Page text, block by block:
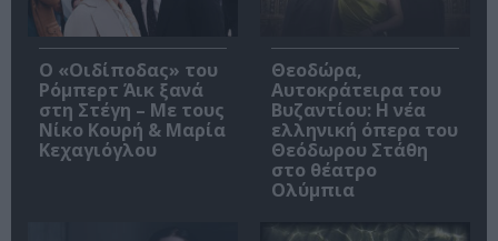
O «Οιδίποδας» του
Ρόμπερτ Άικ ξανά
στη Στέγη – Με τους
Νίκο Κουρή & Μαρία
Κεχαγιόγλου
Θεοδώρα,
Αυτοκράτειρα του
Βυζαντίου: Η νέα
ελληνική όπερα του
Θεόδωρου Στάθη
στο θέατρο
Ολύμπια